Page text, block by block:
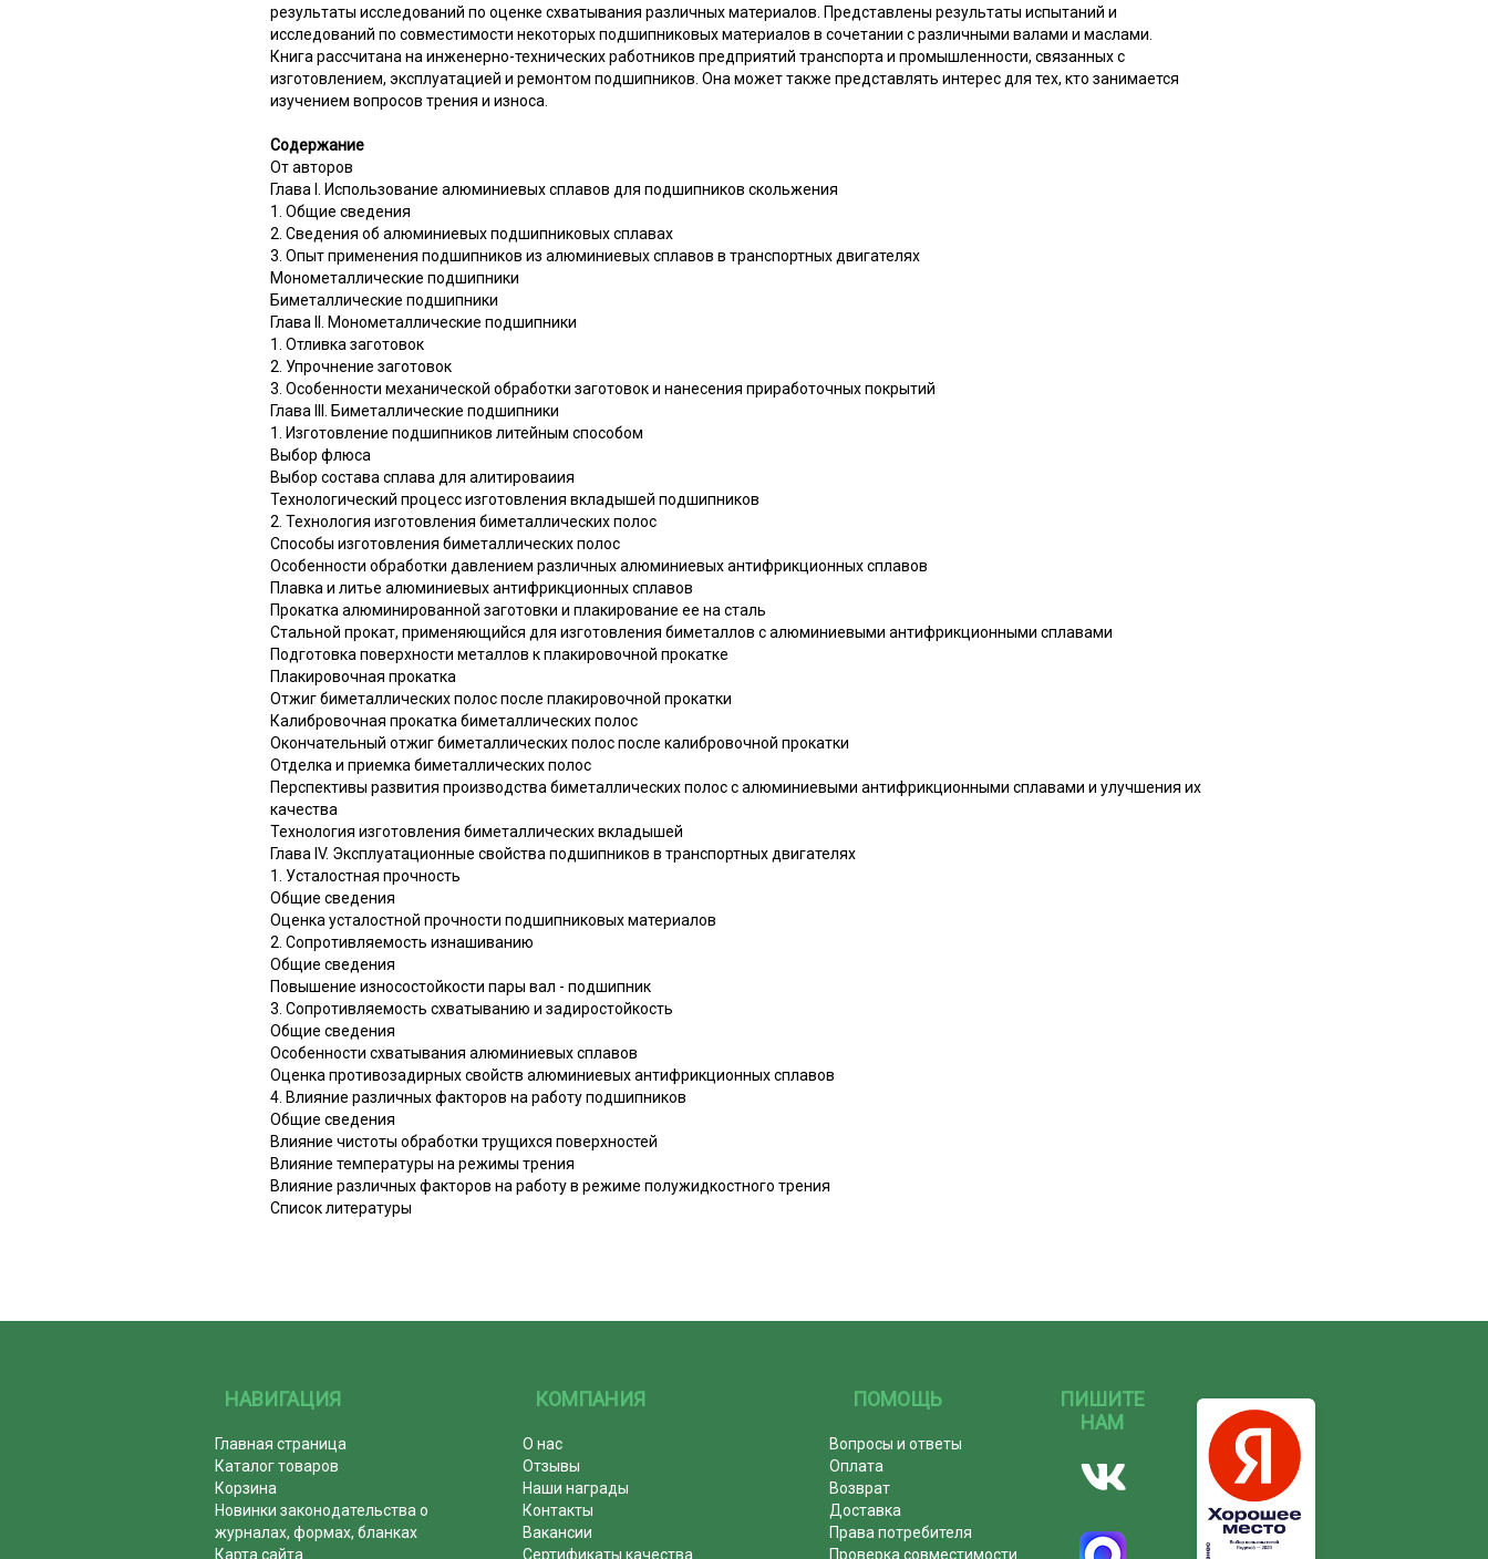
результаты исследований по оценке схватывания различных материалов. Представлены результаты испытаний и
исследований по совместимости некоторых подшипниковых материалов в сочетании с различными валами и маслами.
Книга рассчитана на инженерно-технических работников предприятий транспорта и промышленности, связанных с
изготовлением, эксплуатацией и ремонтом подшипников. Она может также представлять интерес для тех, кто занимается
изучением вопросов трения и износа.
Содержание
От авторов
Глава I. Использование алюминиевых сплавов для подшипников скольжения
1. Общие сведения
2. Сведения об алюминиевых подшипниковых сплавах
3. Опыт применения подшипников из алюминиевых сплавов в транспортных двигателях
Монометаллические подшипники
Биметаллические подшипники
Глава II. Монометаллические подшипники
1. Отливка заготовок
2. Упрочнение заготовок
3. Особенности механической обработки заготовок и нанесения приработочных покрытий
Глава III. Биметаллические подшипники
1. Изготовление подшипников литейным способом
Выбор флюса
Выбор состава сплава для алитироваиия
Технологический процесс изготовления вкладышей подшипников
2. Технология изготовления биметаллических полос
Способы изготовления биметаллических полос
Особенности обработки давлением различных алюминиевых антифрикционных сплавов
Плавка и литье алюминиевых антифрикционных сплавов
Прокатка алюминированной заготовки и плакирование ее на сталь
Стальной прокат, применяющийся для изготовления биметаллов с алюминиевыми антифрикционными сплавами
Подготовка поверхности металлов к плакировочной прокатке
Плакировочная прокатка
Отжиг биметаллических полос после плакировочной прокатки
Калибровочная прокатка биметаллических полос
Окончательный отжиг биметаллических полос после калибровочной прокатки
Отделка и приемка биметаллических полос
Перспективы развития производства биметаллических полос с алюминиевыми антифрикционными сплавами и улучшения их
качества
Технология изготовления биметаллических вкладышей
Глава IV. Эксплуатационные свойства подшипников в транспортных двигателях
1. Усталостная прочность
Общие сведения
Оценка усталостной прочности подшипниковых материалов
2. Сопротивляемость изнашиванию
Общие сведения
Повышение износостойкости пары вал - подшипник
3. Сопротивляемость схватыванию и задиростойкость
Общие сведения
Особенности схватывания алюминиевых сплавов
Оценка противозадирных свойств алюминиевых антифрикционных сплавов
4. Влияние различных факторов на работу подшипников
Общие сведения
Влияние чистоты обработки трущихся поверхностей
Влияние температуры на режимы трения
Влияние различных факторов на работу в режиме полужидкостного трения
Список литературы
НАВИГАЦИЯ
Главная страница
Каталог товаров
Корзина
Новинки законодательства о
журналах, формах, бланках
Карта сайта
КОМПАНИЯ
О нас
Отзывы
Наши награды
Контакты
Вакансии
Сертификаты качества
ПОМОЩЬ
Вопросы и ответы
Оплата
Возврат
Доставка
Права потребителя
Проверка совместимости
ПИШИТЕ
НАМ